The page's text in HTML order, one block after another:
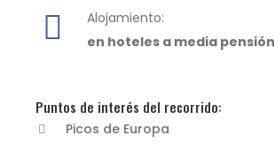
Alojamiento:
en hoteles a media pensión
Puntos de interés del recorrido:
Picos de Europa